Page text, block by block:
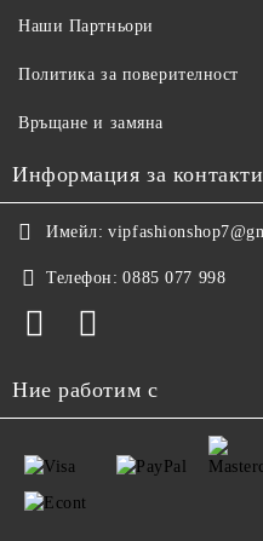
Наши Партньори
Политика за поверителност
Връщане и замяна
Информация за
Имейл:
Телефон: 0885 077 998
Ние работим с